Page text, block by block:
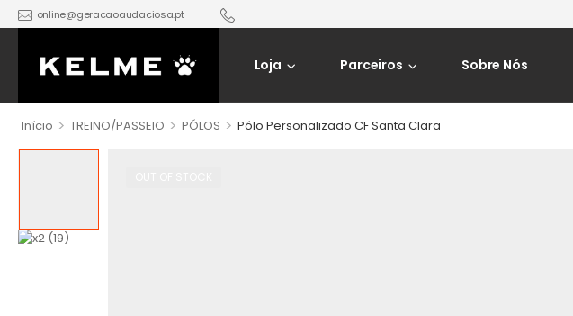
online@geracaoaudaciosa.pt
Loja Parceiros Sobre Nós
Início > TREINO/PASSEIO > PÓLOS > Pólo Personalizado CF Santa Clara